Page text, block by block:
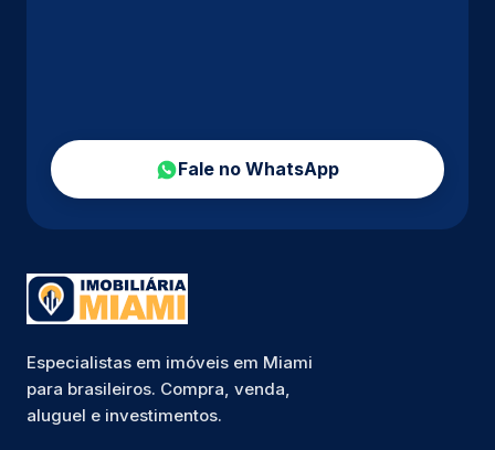
Fale no WhatsApp
Especialistas em imóveis em Miami
para brasileiros. Compra, venda,
aluguel e investimentos.